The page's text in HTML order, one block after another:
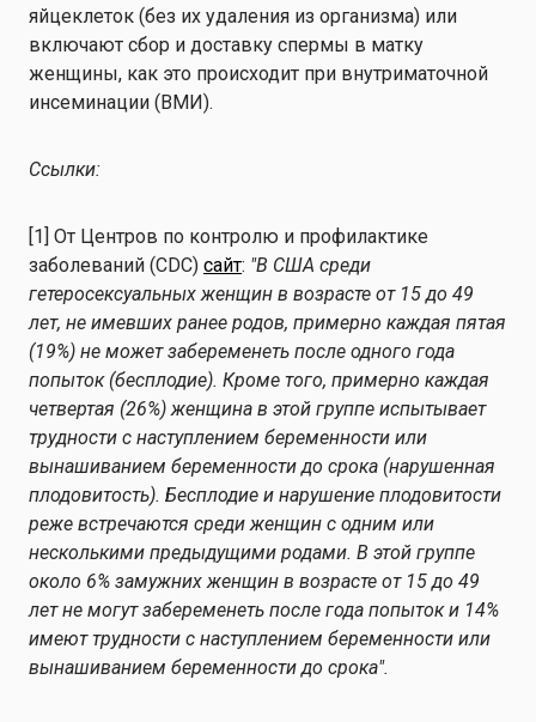
яйцеклеток (без их удаления из организма) или
включают сбор и доставку спермы в матку
женщины, как это происходит при внутриматочной
инсеминации (ВМИ).
Ссылки:
[1] От Центров по контролю и профилактике
заболеваний (CDC) сайт: "В США среди
гетеросексуальных женщин в возрасте от 15 до 49
лет, не имевших ранее родов, примерно каждая пятая
(19%) не может забеременеть после одного года
попыток (бесплодие). Кроме того, примерно каждая
четвертая (26%) женщина в этой группе испытывает
трудности с наступлением беременности или
вынашиванием беременности до срока (нарушенная
плодовитость). Бесплодие и нарушение плодовитости
реже встречаются среди женщин с одним или
несколькими предыдущими родами. В этой группе
около 6% замужних женщин в возрасте от 15 до 49
лет не могут забеременеть после года попыток и 14%
имеют трудности с наступлением беременности или
вынашиванием беременности до срока".